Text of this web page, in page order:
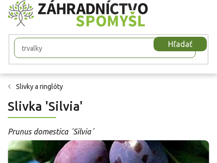
Prejsť
na
obsah
Hľadať
Slivky a ringlóty
Slivka 'Silvia'
Prunus domestica ´Silvia´